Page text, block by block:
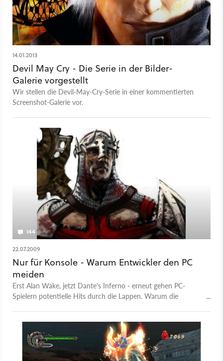
14.01.2013
Devil May Cry - Die Serie in der Bilder-
Galerie vorgestellt
Wir stellen die Devil-May-Cry-Serie in einer kommentierten
Screenshot-Galerie vor.
144
22.07.2009
Nur für Konsole - Warum Entwickler den PC
meiden
Erst Alan Wake, jetzt Dante's Inferno - erneut gehen PC-
Spielern potentielle Hits durch die Lappen. Warum die